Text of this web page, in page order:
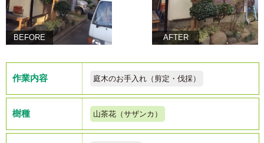
BEFORE AFTER
作業内容 庭木のお手入れ（剪定・伐採）
樹種 山茶花（サザンカ）